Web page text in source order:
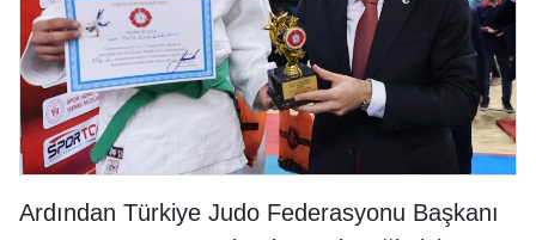
Ardından Türkiye Judo Federasyonu Başkanı